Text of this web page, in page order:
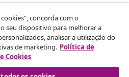
da sua encomenda.
concorda com o
seu dispositivo para melhorar a
analisar a utilização do
de marketing. Política de
Cookies